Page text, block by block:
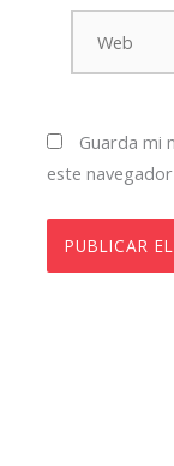
Web
Guarda mi
este